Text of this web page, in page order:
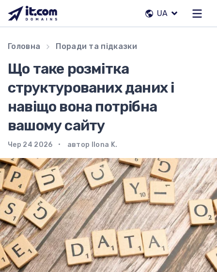
Перейти
до
вмісту
UA
Наша команда
Контакти
Реєстратори
UA
Головна Поради та підказки
Що таке розмітка
структурованих даних і
навіщо вона потрібна
вашому сайту
Чер 24 2026 автор Ilona K.